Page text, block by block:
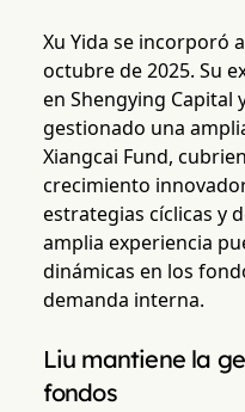
Xu Yida se incorporó
octubre de 2025. Su
en Shengying Capital
gestionado una
Xiangcai Fund,
crecimiento
estrategias cíclicas y
amplia experiencia
dinámicas en los
demanda interna.
Liu mantiene la
fondos